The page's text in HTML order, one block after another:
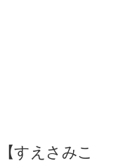
すえさみこ